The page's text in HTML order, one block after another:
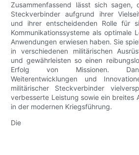
Zusammenfassend lässt sich sagen,
Steckverbinder aufgrund ihrer
und ihrer entscheidenden Rolle für
Kommunikationssysteme als optimale
Anwendungen erwiesen haben. Sie
in verschiedenen militärischen
und gewährleisten so einen
Erfolg von Missionen.
Weiterentwicklungen und
militärischer Steckverbinder
verbesserte Leistung sowie ein breites
in der modernen Kriegsführung.
Die